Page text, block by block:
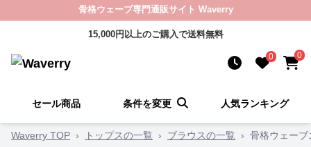
骨格ウェーブ専門通販サイト Waverry
15,000円以上のご購入で送料無料
0 0
セール商品 条件を変更 人気ランキング
Waverry TOP › トップスの一覧 › ブラウスの一覧 › 骨格ウェー